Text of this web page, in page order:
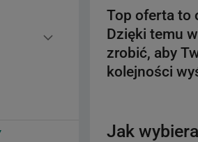
Top oferta to
Dzięki temu
zrobić, aby
kolejności
Jak